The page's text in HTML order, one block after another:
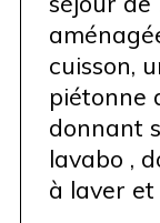
cuisson,
piétonne
donnant
lavabo ,
à laver et